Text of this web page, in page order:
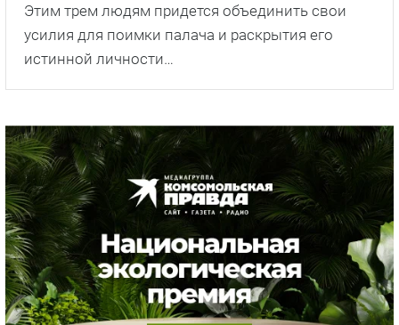
Этим трем людям придется объединить свои
усилия для поимки палача и раскрытия его
истинной личности…